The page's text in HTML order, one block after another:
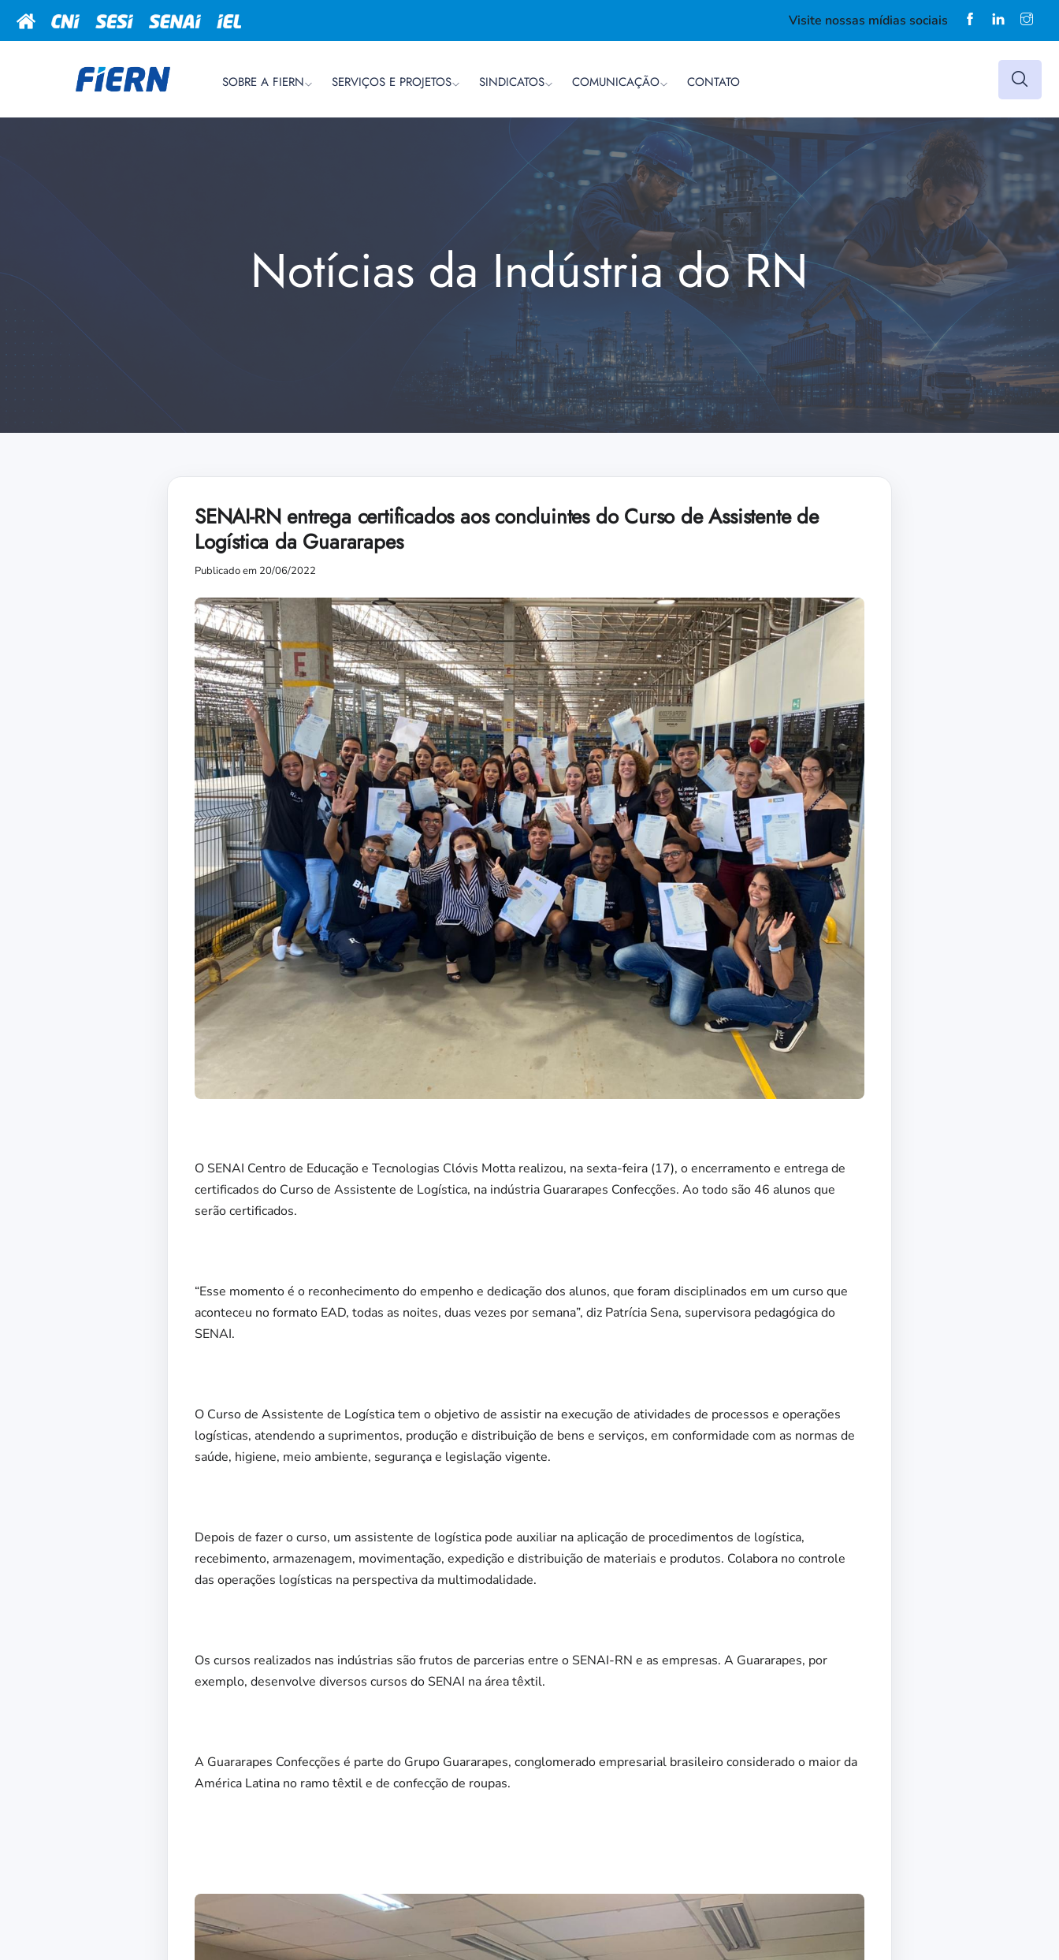
Visite nossas mídias sociais
SOBRE A FIERN SERVIÇOS E PROJETOS SINDICATOS COMUNICAÇÃO CONTATO
Notícias da Indústria do RN
SENAI-RN entrega certificados aos concluintes do Curso de Assistente de
Logística da Guararapes
Publicado em 20/06/2022
O SENAI Centro de Educação e Tecnologias Clóvis Motta realizou, na sexta-feira (17), o encerramento e entrega de
certificados do Curso de Assistente de Logística, na indústria Guararapes Confecções. Ao todo são 46 alunos que
serão certificados.
“Esse momento é o reconhecimento do empenho e dedicação dos alunos, que foram disciplinados em um curso que
aconteceu no formato EAD, todas as noites, duas vezes por semana”, diz Patrícia Sena, supervisora pedagógica do
SENAI.
O Curso de Assistente de Logística tem o objetivo de assistir na execução de atividades de processos e operações
logísticas, atendendo a suprimentos, produção e distribuição de bens e serviços, em conformidade com as normas de
saúde, higiene, meio ambiente, segurança e legislação vigente.
Depois de fazer o curso, um assistente de logística pode auxiliar na aplicação de procedimentos de logística,
recebimento, armazenagem, movimentação, expedição e distribuição de materiais e produtos. Colabora no controle
das operações logísticas na perspectiva da multimodalidade.
Os cursos realizados nas indústrias são frutos de parcerias entre o SENAI-RN e as empresas. A Guararapes, por
exemplo, desenvolve diversos cursos do SENAI na área têxtil.
A Guararapes Confecções é parte do Grupo Guararapes, conglomerado empresarial brasileiro considerado o maior da
América Latina no ramo têxtil e de confecção de roupas.